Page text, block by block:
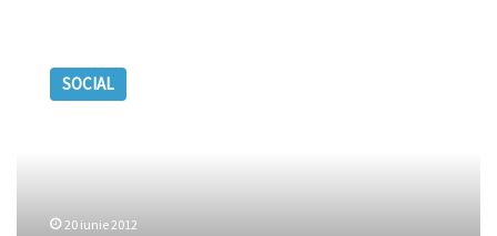
polițiștiSOCIAL
20 iunie 2012